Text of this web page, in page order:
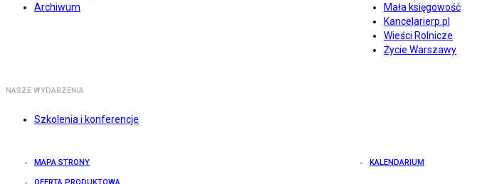
Archiwum
Mała księgowość
Kancelarierp.pl
Wieści Rolnicze
Życie Warszawy
NASZE WYDARZENIA
Szkolenia i konferencje
MAPA STRONY KALENDARIUM